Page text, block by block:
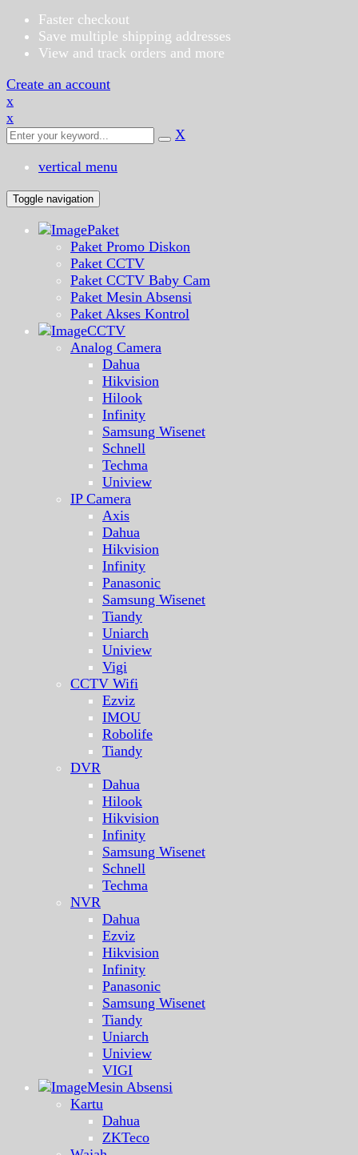
Faster checkout
Save multiple shipping addresses
View and track orders and more
Create an account
x
x
X
vertical menu
Toggle navigation
Paket
Paket Promo Diskon
Paket CCTV
Paket CCTV Baby Cam
Paket Mesin Absensi
Paket Akses Kontrol
CCTV
Analog Camera
Dahua
Hikvision
Hilook
Infinity
Samsung Wisenet
Schnell
Techma
Uniview
IP Camera
Axis
Dahua
Hikvision
Infinity
Panasonic
Samsung Wisenet
Tiandy
Uniarch
Uniview
Vigi
CCTV Wifi
Ezviz
IMOU
Robolife
Tiandy
DVR
Dahua
Hilook
Hikvision
Infinity
Samsung Wisenet
Schnell
Techma
NVR
Dahua
Ezviz
Hikvision
Infinity
Panasonic
Samsung Wisenet
Tiandy
Uniarch
Uniview
VIGI
Mesin Absensi
Kartu
Dahua
ZKTeco